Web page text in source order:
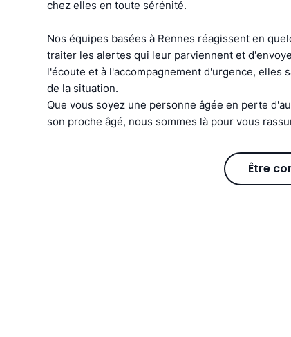
chez elles en toute sérénité.​
Nos équipes basées à Rennes réagissent en
traiter les alertes qui leur parviennent et
l'écoute et à l'accompagnement d'urgence, elles
de la situation.
Que vous soyez une personne âgée en perte
son proche âgé, nous sommes là pour vous
Être